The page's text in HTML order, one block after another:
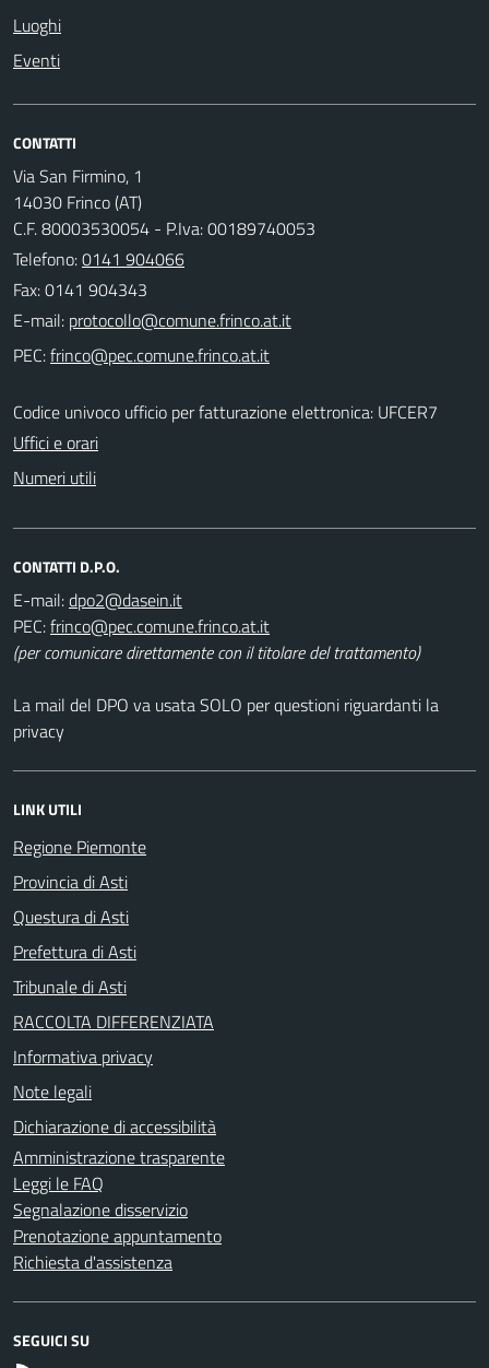
Luoghi
Eventi
CONTATTI
Via San Firmino, 1
14030 Frinco (AT)
C.F. 80003530054 - P.Iva: 00189740053
Telefono:0141 904066
Fax: 0141 904343
E-mail:
PEC:
Codice univoco ufficio per fatturazione elettronica: UFCER7
Uffici e orari
Numeri utili
CONTATTI D.P.O.
E-mail:
PEC:
(per comunicare direttamente con il titolare del trattamento)
La mail del DPO va usata SOLO per questioni riguardanti la
privacy
LINK UTILI
Regione Piemonte
Provincia di Asti
Questura di Asti
Prefettura di Asti
Tribunale di Asti
RACCOLTA DIFFERENZIATA
Informativa privacy
Note legali
Dichiarazione di accessibilità
Amministrazione trasparente
Leggi le FAQ
Segnalazione disservizio
Prenotazione appuntamento
Richiesta d'assistenza
SEGUICI SU